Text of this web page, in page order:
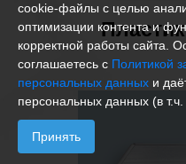
cookie‑файлы с целью
оптимизации контента и
корректной работы сайта.
соглашаетесь с Политикой
персональных данных и
персональных данных (в
Принять